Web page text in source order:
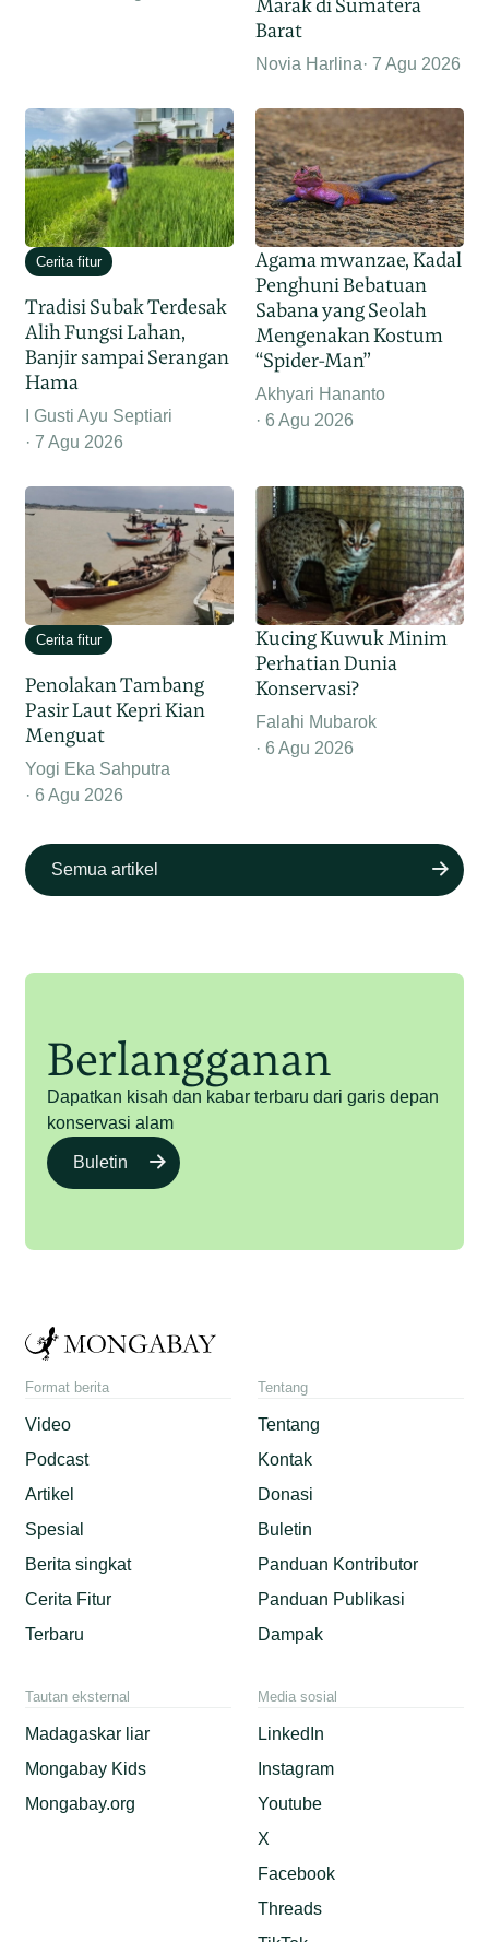
Marak di Sumatera
Barat
Novia Harlina 7 Agu 2026
Cerita fitur
Tradisi Subak Terdesak
Alih Fungsi Lahan,
Banjir sampai Serangan
Hama
I Gusti Ayu Septiari
7 Agu 2026
Agama mwanzae, Kadal
Penghuni Bebatuan
Sabana yang Seolah
Mengenakan Kostum
“Spider-Man”
Akhyari Hananto
6 Agu 2026
Cerita fitur
Penolakan Tambang
Pasir Laut Kepri Kian
Menguat
Yogi Eka Sahputra
6 Agu 2026
Kucing Kuwuk Minim
Perhatian Dunia
Konservasi?
Falahi Mubarok
6 Agu 2026
Semua artikel
Berlangganan
Dapatkan kisah dan kabar terbaru dari garis depan
konservasi alam
Buletin
Format berita
Video
Podcast
Artikel
Spesial
Berita singkat
Cerita Fitur
Terbaru
Tentang
Tentang
Kontak
Donasi
Buletin
Panduan Kontributor
Panduan Publikasi
Dampak
Tautan eksternal
Madagaskar liar
Mongabay Kids
Mongabay.org
Media sosial
LinkedIn
Instagram
Youtube
X
Facebook
Threads